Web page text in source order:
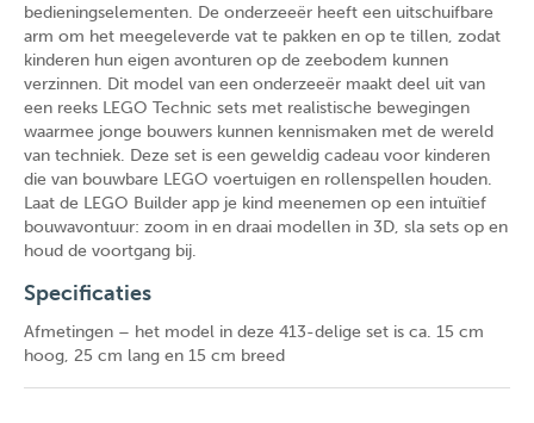
bedieningselementen. De onderzeeër heeft een uitschuifbare
arm om het meegeleverde vat te pakken en op te tillen, zodat
kinderen hun eigen avonturen op de zeebodem kunnen
verzinnen. Dit model van een onderzeeër maakt deel uit van
een reeks LEGO Technic sets met realistische bewegingen
waarmee jonge bouwers kunnen kennismaken met de wereld
van techniek. Deze set is een geweldig cadeau voor kinderen
die van bouwbare LEGO voertuigen en rollenspellen houden.
Laat de LEGO Builder app je kind meenemen op een intuïtief
bouwavontuur: zoom in en draai modellen in 3D, sla sets op en
houd de voortgang bij.
Specificaties
Afmetingen – het model in deze 413-delige set is ca. 15 cm
hoog, 25 cm lang en 15 cm breed